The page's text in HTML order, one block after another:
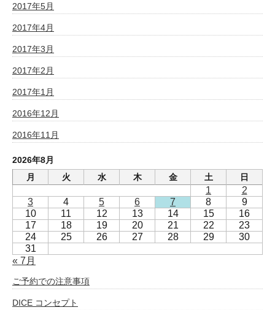
2017年5月
2017年4月
2017年3月
2017年2月
2017年1月
2016年12月
2016年11月
2026年8月
月
火 水 木 金 土 日
1
2
3
4 5 6 7 8
9
10
11 12 13 14 15
16
17
18 19 20 21 22
23
24
25 26 27 28 29
30
31
« 7月
ご予約での注意事項
DICE コンセプト